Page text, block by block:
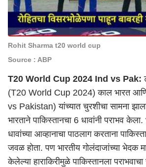
Rohit Sharma t20 world cup
Source : ABP
T20 World Cup 2024 Ind vs Pak:
(T20 World Cup 2024) काल भारत
vs Pakistan) यांच्यात चुरशीचा सामना
भारताने पाकिस्तानचा 6 धावांनी पराभव
धावांच्या आव्हानाचा पाठलाग करताना
जवळ होता. पण भारतीय गोलंदाजांच्या भेदक
केलेल्या हाराकिरीमुळे पाकिस्तानला पराभवाचा